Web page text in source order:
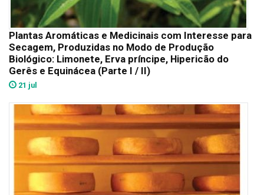
Plantas Aromáticas e Medicinais com Interesse para
Secagem, Produzidas no Modo de Produção
Biológico: Limonete, Erva príncipe, Hipericão do
Gerês e Equinácea (Parte I / II)
21 jul